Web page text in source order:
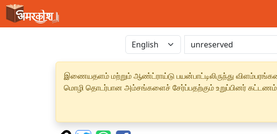
இணையதளம் மற்றும் ஆண்ட்ராய்டு பயன்பாட்டிலிருந்து
மொழி தொடர்பான அம்சங்களைச் சேர்ப்பதற்கும் உறுப்பினர் கட்டணம்